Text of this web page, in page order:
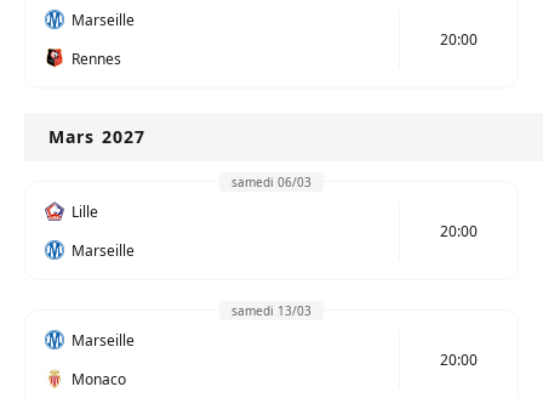
Marseille
Rennes
20:00
Mars 2027
samedi 06/03
Lille
Marseille
20:00
samedi 13/03
Marseille
Monaco
20:00